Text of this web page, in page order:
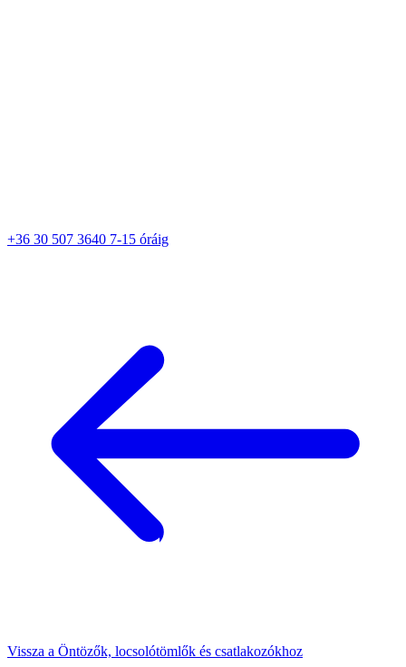
+36 30 507 3640 7-15 óráig
Vissza a Öntözők, locsolótömlők és csatlakozókhoz